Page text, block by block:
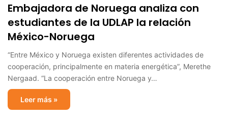
Embajadora de Noruega analiza con
estudiantes de la UDLAP la relación
México-Noruega
“Entre México y Noruega existen diferentes actividades de
cooperación, principalmente en materia energética”, Merethe
Nergaad. “La cooperación entre Noruega y…
Leer más »